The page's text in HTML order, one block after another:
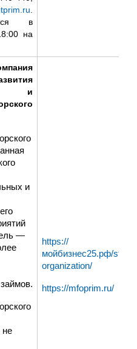
в
на
и
и
—
не
https://
мойбизнес25.рф/
organization/
https://mfoprim.ru/